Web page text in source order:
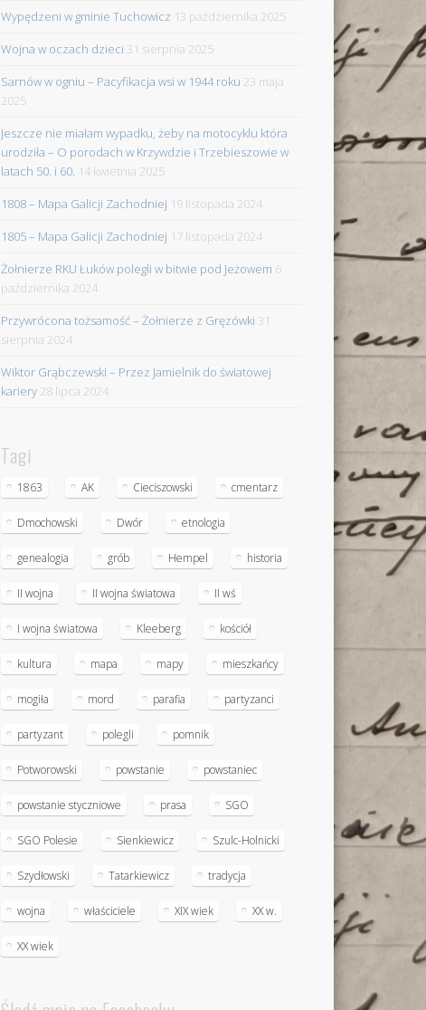
Wypędzeni w gminie Tuchowicz 13 października 2025
Wojna w oczach dzieci 31 sierpnia 2025
Sarnów w ogniu – Pacyfikacja wsi w 1944 roku 23 maja
2025
Jeszcze nie miałam wypadku, żeby na motocyklu która
urodziła – O porodach w Krzywdzie i Trzebieszowie w
latach 50. i 60. 14 kwietnia 2025
1808 – Mapa Galicji Zachodniej 19 listopada 2024
1805 – Mapa Galicji Zachodniej 17 listopada 2024
Żołnierze RKU Łuków polegli w bitwie pod Jeżowem 6
października 2024
Przywrócona tożsamość – Żołnierze z Gręzówki 31
sierpnia 2024
Wiktor Grąbczewski – Przez Jamielnik do światowej
kariery 28 lipca 2024
Tagi
1863 AK Cieciszowski cmentarz
Dmochowski Dwór etnologia
genealogia grób Hempel historia
II wojna II wojna światowa II wś
I wojna światowa Kleeberg kościół
kultura mapa mapy mieszkańcy
mogiła mord parafia partyzanci
partyzant polegli pomnik
Potworowski powstanie powstaniec
powstanie styczniowe prasa SGO
SGO Polesie Sienkiewicz Szulc-Holnicki
Szydłowski Tatarkiewicz tradycja
wojna właściciele XIX wiek XX w.
XX wiek